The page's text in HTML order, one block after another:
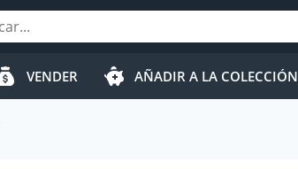
VENDER AÑADIR A LA COLECCIÓN